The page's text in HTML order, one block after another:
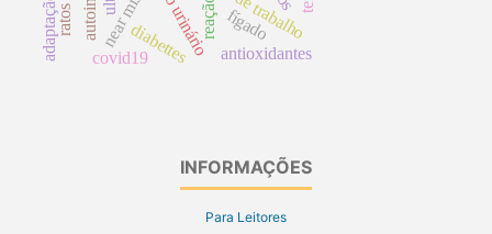
near miss reação
diabettes fígado
adaptação antioxidantes
covid19
INFORMAÇÕES
Para Leitores